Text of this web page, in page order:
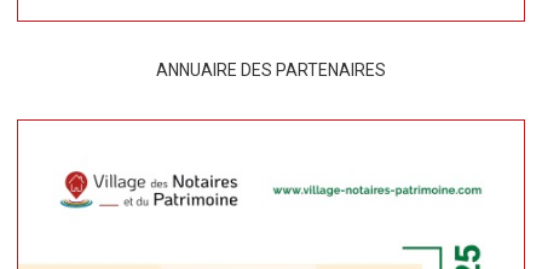
ANNUAIRE DES PARTENAIRES